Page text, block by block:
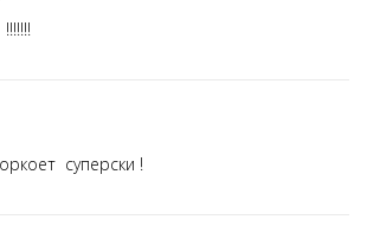
суперски !